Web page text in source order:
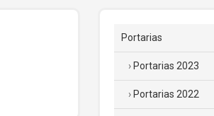
Portarias
Portarias 2023
Portarias 2022